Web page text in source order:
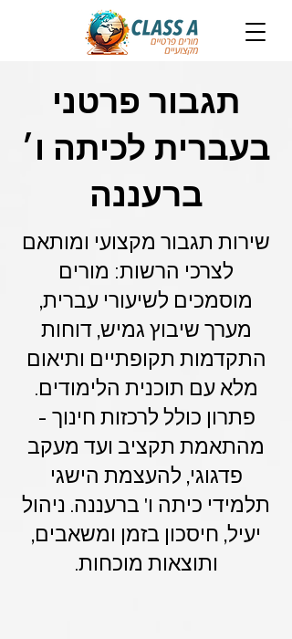
תגבור פרטני
בעברית לכיתה ו׳
ברעננה
שירות תגבור מקצועי ומותאם
לצרכי הרשות: מורים
מוסמכים לשיעורי עברית,
מערך שיבוץ גמיש, דוחות
התקדמות תקופתיים ותיאום
מלא עם תוכנית הלימודים.
פתרון כולל לרכזות חינוך -
מהתאמת תקציב ועד מעקב
פדגוגי, להעצמת הישגי
תלמידי כיתה ו' ברעננה. ניהול
יעיל, חיסכון בזמן ומשאבים,
ותוצאות מוכחות.